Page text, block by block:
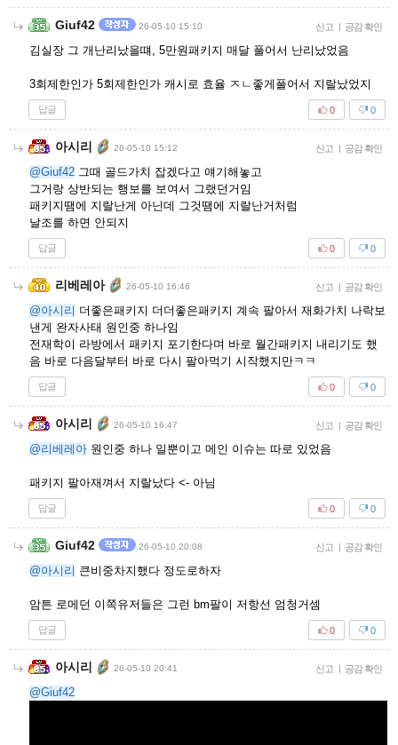
Giuf42 26-05-10 15:10 신고 | 공감 확인
김실장 그 개난리났을떄, 5만원패키지 매달 풀어서 난리났었음
3회제한인가 5회제한인가 캐시로 효율 ㅈㄴ좋게풀어서 지랄났었지
답글 0
0
아시리 26-05-10 15:12 신고 | 공감 확인
@Giuf42 그때 골드가치 잡겠다고 얘기해놓고
그거랑 상반되는 행보를 보여서 그랬던거임
패키지땜에 지랄난게 아닌데 그것땜에 지랄난거처럼
날조를 하면 안되지
답글 0
0
리베레아 26-05-10 16:46 신고 | 공감 확인
@아시리 더좋은패키지 더더좋은패키지 계속 팔아서 재화가치 나락보
낸게 완자사태 원인중 하나임
전재학이 라방에서 패키지 포기한다며 바로 월간패키지 내리기도 했
음 바로 다음달부터 바로 다시 팔아먹기 시작했지만ㅋㅋ
답글 0
0
아시리 26-05-10 16:47 신고 | 공감 확인
@리베레아 원인중 하나 일뿐이고 메인 이슈는 따로 있었음
패키지 팔아재껴서 지랄났다 <- 아님
답글 0
0
Giuf42 26-05-10 20:08 신고 | 공감 확인
@아시리 큰비중차지했다 정도로하자
암튼 로메던 이쪽유저들은 그런 bm팔이 저항선 엄청거셈
답글 0
0
아시리 26-05-10 20:41 신고 | 공감 확인
@Giuf42